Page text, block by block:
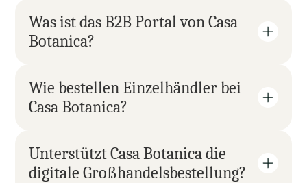
Was ist das B2B Portal von Casa
Botanica?
Wie bestellen Einzelhändler bei
Casa Botanica?
Unterstützt Casa Botanica die
digitale Großhandelsbestellung?